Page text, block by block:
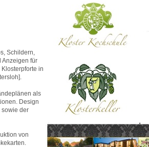
Schildern,
Anzeigen für
in
als
Design
sowie der
von